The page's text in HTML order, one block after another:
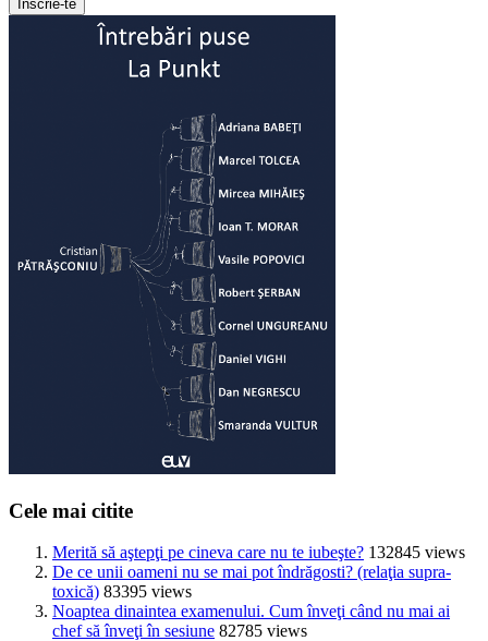
Cele mai citite
Merită să aştepţi pe cineva care nu te iubeşte? 132845 views
De ce unii oameni nu se mai pot îndrăgosti? (relaţia supra-
toxică) 83395 views
Noaptea dinaintea examenului. Cum înveţi când nu mai ai
chef să înveţi în sesiune 82785 views